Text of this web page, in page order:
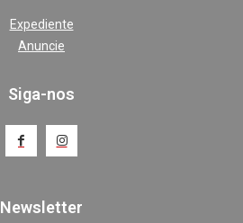
Expediente
Anuncie
Siga-nos
Newsletter